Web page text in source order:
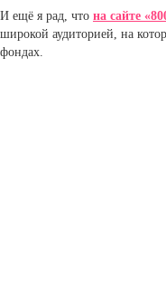
И ещё я рад, что на сайте
широкой аудиторией, на
фондах.